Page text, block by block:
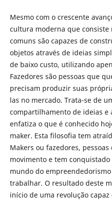
Mesmo com o crescente
cultura moderna que consiste
comuns são capazes de
objetos através de ideias
de baixo custo, utilizando
Fazedores são pessoas que
precisam produzir suas
las no mercado. Trata-se de
compartilhamento de ideias e
enfatiza o que é conhecido
maker. Esta filosofia tem
Makers ou fazedores,
movimento e tem conquistado
mundo do
trabalhar. O resultado deste
início de uma revolução